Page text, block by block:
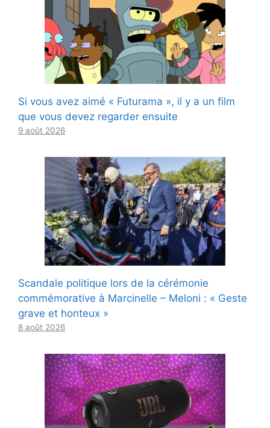
Si vous avez aimé « Futurama », il y a un film
que vous devez regarder ensuite
9 août 2026
Scandale politique lors de la cérémonie
commémorative à Marcinelle – Meloni : « Geste
grave et honteux »
8 août 2026